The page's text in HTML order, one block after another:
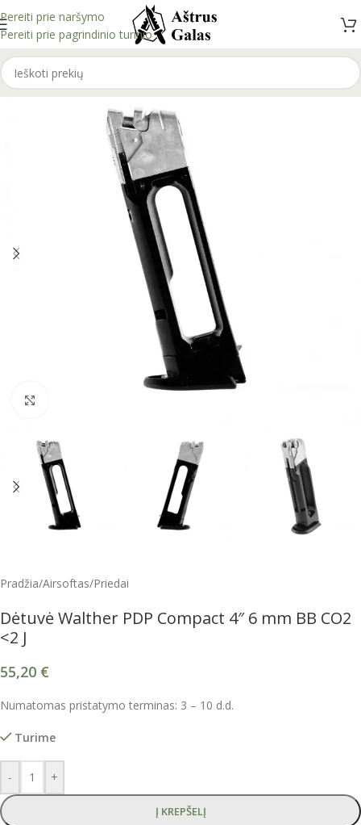
Pereiti prie naršymo
Pereiti prie pagrindinio turinio
Pradžia/Airsoftas/Priedai
Dėtuvė Walther PDP Compact 4″ 6 mm BB CO2
<2 J
55,20 €
Numatomas pristatymo terminas: 3 – 10 d.d.
Turime
- +
Į KREPŠELĮ